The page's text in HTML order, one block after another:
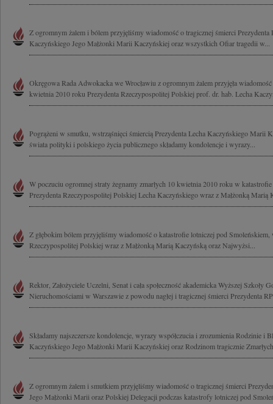
Z ogromnym żalem i bólem przyjęliśmy wiadomość o tragicznej śmierci Prezydenta
Kaczyńskiego Jego Małżonki Marii Kaczyńskiej oraz wszystkich Ofiar tragedii w...
Okręgowa Rada Adwokacka we Wrocławiu z ogromnym żalem przyjęła
kwietnia 2010 roku Prezydenta Rzeczypospolitej Polskiej prof. dr. hab. Lecha
Pogrążeni w smutku, wstrząśnięci śmiercią Prezydenta Lecha Kaczyńskiego Marii
świata polityki i polskiego życia publicznego składamy kondolencje i wyrazy...
W poczuciu ogromnej straty żegnamy zmarłych 10 kwietnia 2010 roku w
Prezydenta Rzeczypospolitej Polskiej Lecha Kaczyńskiego wraz z Małżonką Marią
Z głębokim bólem przyjęliśmy wiadomość o katastrofie lotniczej pod
Rzeczypospolitej Polskiej wraz z Małżonką Marią Kaczyńską oraz Najwyżsi...
Rektor, Założyciele Uczelni, Senat i cała społeczność akademicka Wyższej Szkoły
Nieruchomościami w Warszawie z powodu nagłej i tragicznej śmierci Prezydenta
Składamy najszczersze kondolencje, wyrazy współczucia i zrozumienia Rodzinie i
Kaczyńskiego Jego Małżonki Marii Kaczyńskiej oraz Rodzinom tragicznie
Z ogromnym żalem i smutkiem przyjęliśmy wiadomość o tragicznej śmierci
Jego Małżonki Marii oraz Polskiej Delegacji podczas katastrofy lotniczej pod